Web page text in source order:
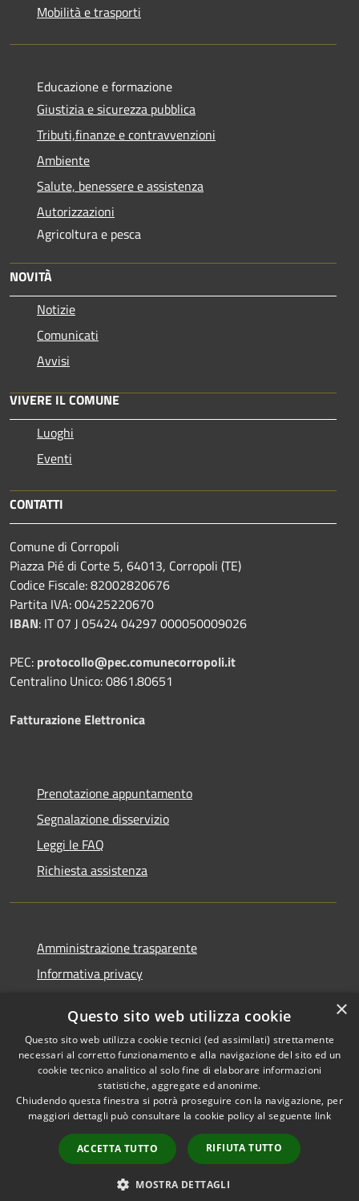
Mobilità e trasporti
Educazione e formazione
Giustizia e sicurezza pubblica
Tributi,finanze e contravvenzioni
Ambiente
Salute, benessere e assistenza
Autorizzazioni
Agricoltura e pesca
NOVITÀ
Notizie
Comunicati
Avvisi
VIVERE IL COMUNE
Luoghi
Eventi
CONTATTI
Comune di Corropoli
Piazza Pié di Corte 5, 64013, Corropoli (TE)
Codice Fiscale: 82002820676
Partita IVA: 00425220670
IBAN: IT 07 J 05424 04297 000050009026
PEC: protocollo@pec.comunecorropoli.it
Centralino Unico: 0861.80651
Fatturazione Elettronica
Prenotazione appuntamento
Segnalazione disservizio
Leggi le FAQ
Richiesta assistenza
Amministrazione trasparente
Informativa privacy
Dichiarazione di accessibilità
RSS
Accessibilità
Copyright © 2026 • Comune di
Corropoli • Powered by
Municipium•
Accesso
redazione
×
Questo sito web utilizza cookie
Questo sito web utilizza cookie tecnici (ed assimilati) strettamente
necessari al corretto funzionamento e alla navigazione del sito ed un
cookie tecnico analitico al solo fine di elaborare informazioni
statistiche, aggregate ed anonime.
Chiudendo questa finestra si potrà proseguire con la navigazione, per
maggiori dettagli può consultare la cookie policy al seguente link
ACCETTA TUTTO RIFIUTA TUTTO
MOSTRA DETTAGLI